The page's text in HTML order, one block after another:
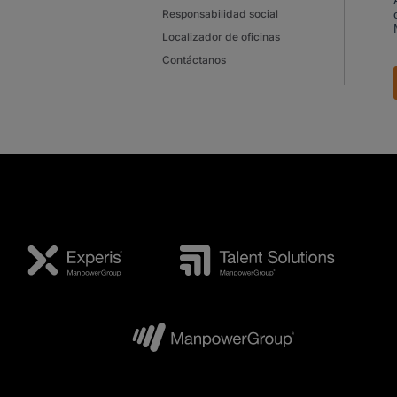
Responsabilidad social
Localizador de oficinas
Contáctanos